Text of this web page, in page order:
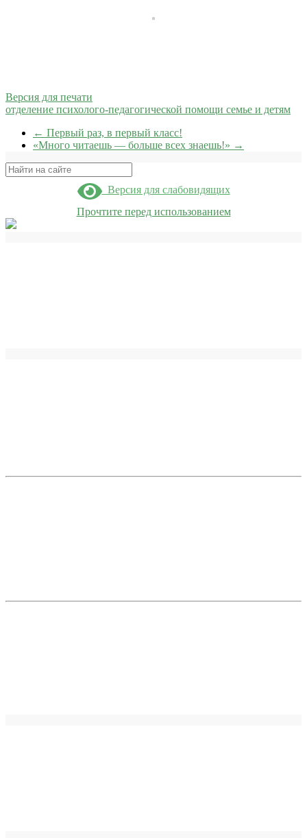
Версия для печати
отделение психолого-педагогической помощи семье и детям
← Первый раз, в первый класс!
«Много читаешь — больше всех знаешь!» →
Поиск
Версия для слабовидящих
Прочтите перед использованием